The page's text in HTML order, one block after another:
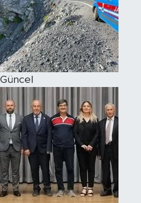
Güncel
Magazin
Özel Haber
Politika
Resmi İlanlar
Sağlık
Spor